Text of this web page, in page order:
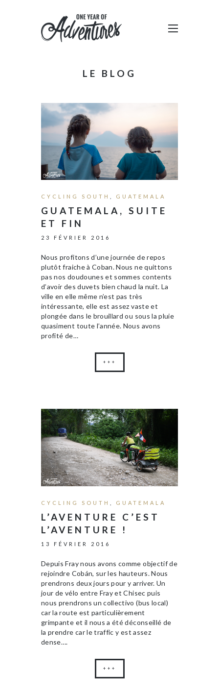
LE BLOG
CYCLING SOUTH GUATEMALA
GUATEMALA, SUITE
ET FIN
23 FÉVRIER 2016
Nous profitons d’une journée de repos
plutôt fraiche à Coban. Nous ne quittons
pas nos doudounes et sommes contents
d’avoir des duvets bien chaud la nuit. La
ville en elle même n’est pas très
intéressante, elle est assez vaste et
plongée dans le brouillard ou sous la pluie
quasiment toute l’année. Nous avons
profité de…
+++
CYCLING SOUTH GUATEMALA
L’AVENTURE C’EST
L’AVENTURE !
13 FÉVRIER 2016
Depuis Fray nous avons comme objectif de
rejoindre Cobán, sur les hauteurs. Nous
prendrons deux jours pour y arriver. Un
jour de vélo entre Fray et Chisec puis
nous prendrons un collectivo (bus local)
car la route est particulièrement
grimpante et il nous a été déconseillé de
la prendre car le traffic y est assez
dense….
+++